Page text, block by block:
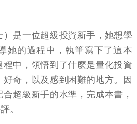
是一位超級投資新手，她想學
她的過程中，執筆寫下了這本
中，領悟到了什麼是量化投資
奇，以及感到困難的地方。因
超級新手的水準，完成本書，
。